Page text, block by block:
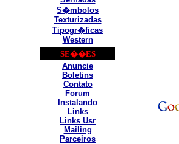
S�mbolos
Texturizadas
Tipogr�ficas
Western
SE��ES
Anuncie
Boletins
Contato
Forum
Instalando
Links
Links Usr
Mailing
Parceiros